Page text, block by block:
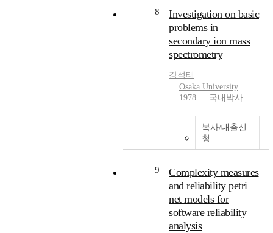
influcne each other In
contrast, Korean-American
children attempted to
influence their
bids. Moreover, the
children who participated
frequently insocial pretend
play were rated as being
sociable b}T their teachers
regardless ofculture.
However, these children
''difficult'' if they werefrom
the Korean-American
sample. In spite of cultural
differences in number of
mutual friends, the pattern
전반적인 반향을 생각하
지 않으면 안되는 것을 언
급하며, 일상생활에서 인
포머셜이 욕구를 형성하
할을 하고 있는가를 내용
분석 뿐만이 아니라 시대
의 변화에 의한 변천, 수신
자 연구의 필요성을 추가
연구로써 제안하고 있다.
Americans are becoming
commercials promoting a
new miracle weight loss
treatment starring a famous
actor, women sitting
together discussing the
한 표면을 가지고 있는 것
을 알았다. 이 다층박막의
광전변환특성은, 실리콘
을 기반으로 하여 계면 수
면내 방향의 광전도도를
관찰했다. P형의 CuPc와 n
형 의 PbTe와의 접합의 특
성은 다이오드 특성을 나
타낸다. 여기에 광을 조사
하면, 계면방향의 광전류
는 CuPc층에서 생성한 대
밴드의 급격한 경사에 의
한 전하분리 효과로 커다
란 광전류가 얻어진다. 이
러한 암전류와 광전류의
비는 2층구조, 즉 유기/무
8
Investigation on basic
problems in
secondary ion mass
spectrometry
강석태
Osaka University
1978
국내박사
복사/대출신
청
9
Complexity measures
and reliability petri
net models for
software reliability
analysis